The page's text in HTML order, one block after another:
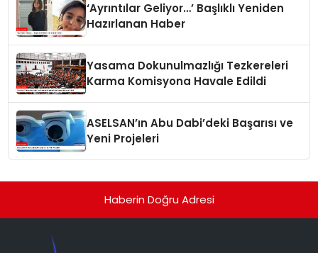
‘Ayrıntılar Geliyor…’ Başlıklı Yeniden
Hazırlanan Haber
Yasama Dokunulmazlığı Tezkereleri
Karma Komisyona Havale Edildi
ASELSAN’ın Abu Dabi’deki Başarısı ve
Yeni Projeleri
Haberin Doğru Adresi